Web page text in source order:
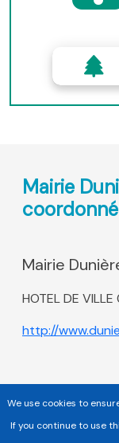
Mairie
Mairie
HOTEL DE VILLE
http://
We use cookies to
If you continue to use